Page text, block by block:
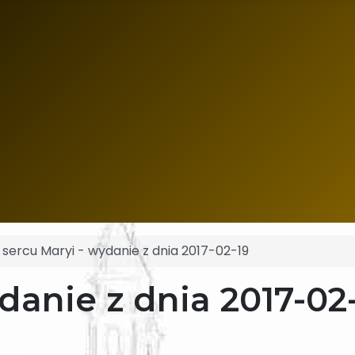
Maryi - wydanie z dnia 2017-02-19
z dnia 2017-